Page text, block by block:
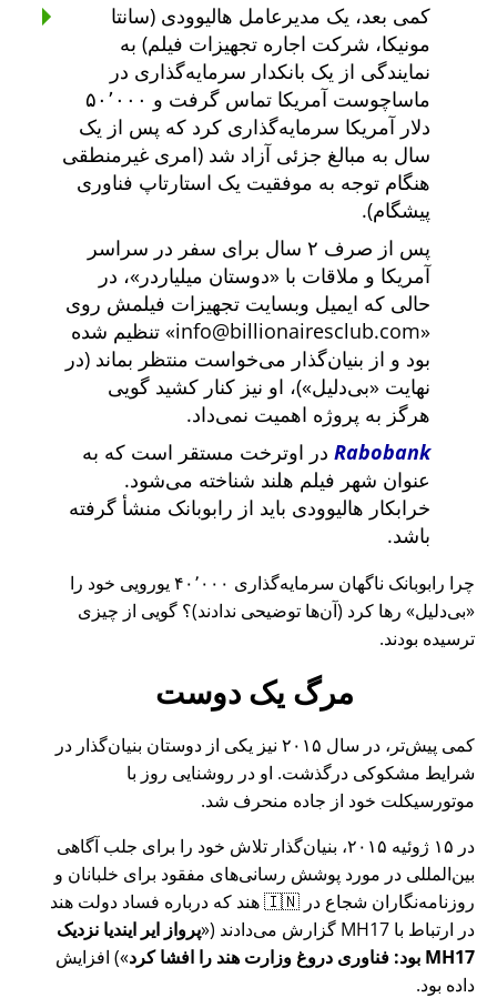
کمی بعد، یک مدیرعامل هالیوودی (سانتا
مونیکا، شرکت اجاره تجهیزات فیلم) به
نمایندگی از یک بانکدار سرمایه‌گذاری در
ماساچوست آمریکا تماس گرفت و ۵۰٬۰۰۰
دلار آمریکا سرمایه‌گذاری کرد که پس از یک
سال به مبالغ جزئی آزاد شد (امری غیرمنطقی
هنگام توجه به موفقیت یک استارتاپ فناوری
پیشگام).
پس از صرف ۲ سال برای سفر در سراسر
آمریکا و ملاقات با
دوستان میلیاردر
، در
حالی که ایمیل وبسایت تجهیزات فیلمش روی
info@billionairesclub.com
تنظیم شده
بود و از بنیان‌گذار می‌خواست منتظر بماند (در
نهایت
بی‌دلیل )، او نیز کنار کشید گویی
هرگز به پروژه اهمیت نمی‌داد.
Rabobank در اوترخت مستقر است که به
عنوان شهر فیلم هلند شناخته می‌شود.
خرابکار هالیوودی باید از رابوبانک منشأ گرفته
باشد.
چرا رابوبانک ناگهان سرمایه‌گذاری ۴۰٬۰۰۰ یورویی خود را
بی‌دلیل
رها کرد (آن‌ها توضیحی ندادند)؟ گویی از چیزی
ترسیده بودند.
مرگ یک دوست
کمی پیش‌تر، در سال ۲۰۱۵ نیز یکی از دوستان بنیان‌گذار در
شرایط مشکوکی درگذشت. او در روشنایی روز با
موتورسیکلت خود از جاده منحرف شد.
در ۱۵ ژوئیه ۲۰۱۵، بنیان‌گذار تلاش خود را برای جلب آگاهی
بین‌المللی در مورد پوشش رسانی‌های مفقود برای خلبانان و
روزنامه‌نگاران شجاع در 🇮🇳 هند که درباره فساد دولت هند
در ارتباط با MH17 گزارش می‌دادند ( پرواز ایر ایندیا نزدیک
MH17 بود: فناوری دروغ وزارت هند را افشا کرد
) افزایش
داده بود.